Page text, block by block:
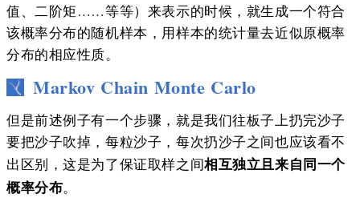
值、二阶矩……等等）来表示的时候，就生成一个符合
该概率分布的随机样本，用样本的统计量去近似原概率
分布的相应性质。
Markov Chain Monte Carlo
但是前述例子有一个步骤，就是我们往板子上扔完沙子
要把沙子吹掉，每粒沙子，每次扔沙子之间也应该看不
出区别，这是为了保证取样之间相互独立且来自同一个
概率分布。